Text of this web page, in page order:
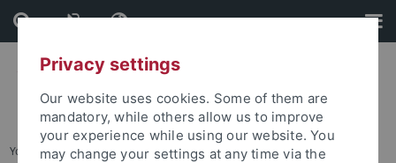
Skip
to
content
Skip
to
footer
You are here: Startseite ... Presse
Privacy settings
Our website uses cookies. Some of them are
mandatory, while others allow us to improve
your experience while using our website. You
may change your settings at any time via the